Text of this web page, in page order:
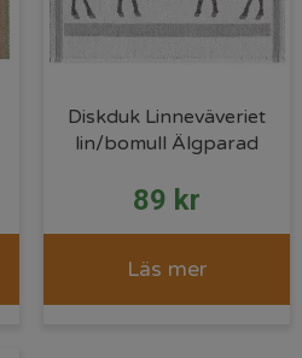
Diskduk Linneväveriet
lin/bomull Älgparad
89 kr
Läs mer